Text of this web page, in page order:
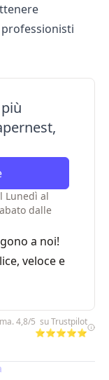
Lunedì al
dalle
a noi!
veloce e
4,8/5 su Trustpilot
⭐⭐⭐⭐⭐